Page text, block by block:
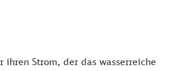
Strom, der das wasserreiche